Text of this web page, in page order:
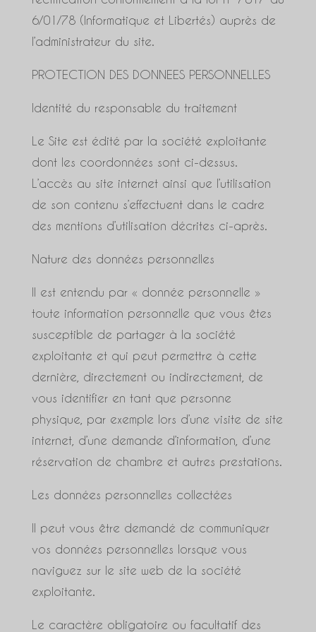
6/01/78 (Informatique et Libertés) auprès de
l’administrateur du site.
PROTECTION DES DONNEES PERSONNELLES
Identité du responsable du traitement
Le Site est édité par la société exploitante
dont les coordonnées sont ci-dessus.
L’accès au site internet ainsi que l’utilisation
de son contenu s’effectuent dans le cadre
des mentions d’utilisation décrites ci-après.
Nature des données personnelles
Il est entendu par « donnée personnelle »
toute information personnelle que vous êtes
susceptible de partager à la société
exploitante et qui peut permettre à cette
dernière, directement ou indirectement, de
vous identifier en tant que personne
physique, par exemple lors d’une visite de site
internet, d’une demande d’information, d’une
réservation de chambre et autres prestations.
Les données personnelles collectées
Il peut vous être demandé de communiquer
vos données personnelles lorsque vous
naviguez sur le site web de la société
exploitante.
Le caractère obligatoire ou facultatif des